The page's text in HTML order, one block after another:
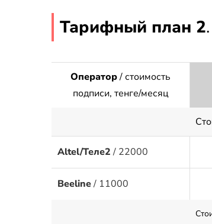
Тарифный план 2
Оператор/ стоимость
подписи, тенге/месяц
Altel/Теле2/ 22000
Beeline/ 11000